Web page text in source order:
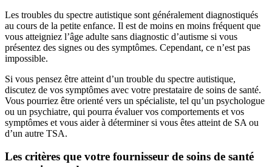
Les troubles du spectre autistique sont généralement diagnostiqués
au cours de la petite enfance. Il est de moins en moins fréquent que
vous atteigniez l’âge adulte sans diagnostic d’autisme si vous
présentez des signes ou des symptômes. Cependant, ce n’est pas
impossible.
Si vous pensez être atteint d’un trouble du spectre autistique,
discutez de vos symptômes avec votre prestataire de soins de santé.
Vous pourriez être orienté vers un spécialiste, tel qu’un psychologue
ou un psychiatre, qui pourra évaluer vos comportements et vos
symptômes et vous aider à déterminer si vous êtes atteint de SA ou
d’un autre TSA.
Les critères que votre fournisseur de soins de santé